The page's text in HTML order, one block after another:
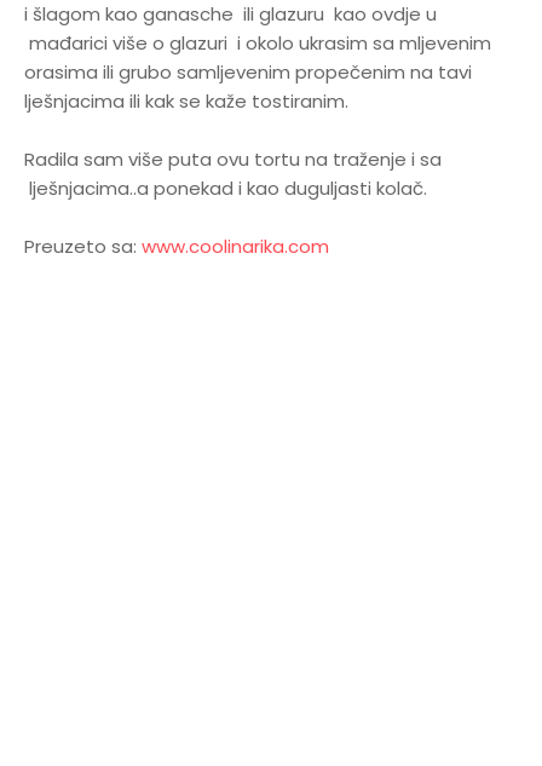
i šlagom kao ganasche ili glazuru kao ovdje u
mađarici više o glazuri i okolo ukrasim sa mljevenim
orasima ili grubo samljevenim propečenim na tavi
lješnjacima ili kak se kaže tostiranim.
Radila sam više puta ovu tortu na traženje i sa
lješnjacima..a ponekad i kao duguljasti kolač.
Preuzeto sa: www.coolinarika.com